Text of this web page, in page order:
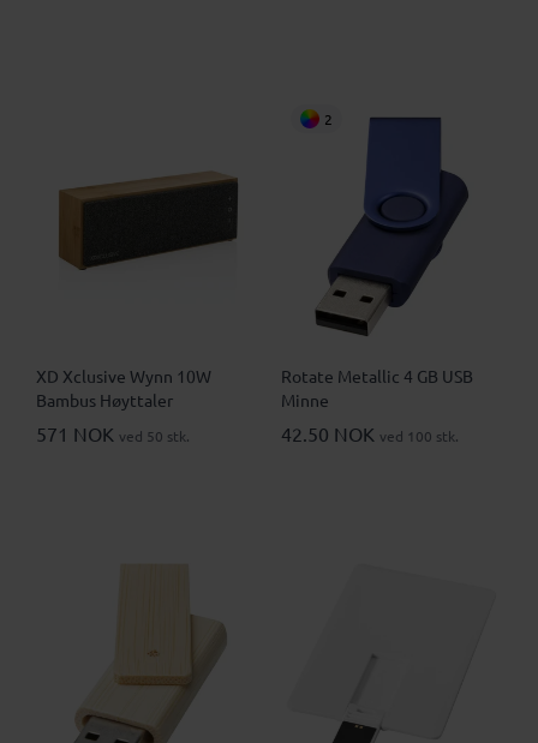
XD Xclusive Wynn 10W
Bambus Høyttaler
571 NOK ved 50 stk.
2
Rotate Metallic 4 GB USB
Minne
42.50 NOK ved 100 stk.